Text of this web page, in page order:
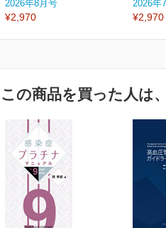
2026年8月号
¥2,970
2026年
¥2,970
この商品を買った人は